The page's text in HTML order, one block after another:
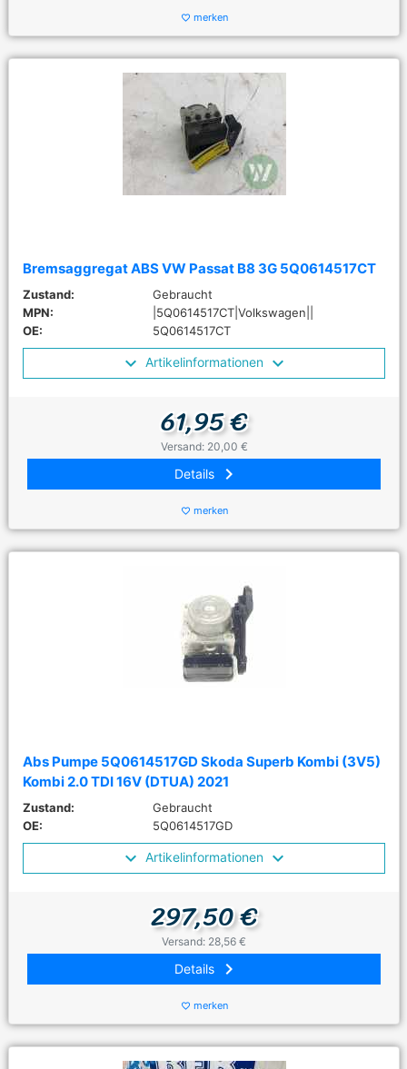
favorite_border merken
Bremsaggregat ABS VW Passat B8 3G 5Q0614517CT
Zustand:
Gebraucht
MPN:
|5Q0614517CT|Volkswagen||
OE:
5Q0614517CT
Artikelinformationen
61,95 €
Versand: 20,00 €
Details keyboard_arrow_right
favorite_border merken
Abs Pumpe 5Q0614517GD Skoda Superb Kombi (3V5)
Kombi 2.0 TDI 16V (DTUA) 2021
Zustand:
Gebraucht
OE:
5Q0614517GD
Artikelinformationen
297,50 €
Versand: 28,56 €
Details keyboard_arrow_right
favorite_border merken